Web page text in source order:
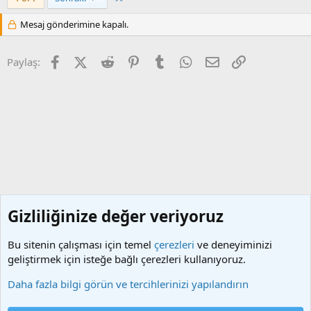
Korsan
YAMA SÜRÜM
[Hidden content]
Mesaj gönderimine kapalı.
Paylaş: FacebookX (Twitter)
Reddit PinterestTumblr WhatsApp
E-posta
Gizliliğinize değer veriyoruz
Bu sitenin çalışması için temel çerezleri ve deneyiminizi
geliştirmek için isteğe bağlı çerezleri kullanıyoruz.
Daha fazla bilgi görün ve tercihlerinizi yapılandırın